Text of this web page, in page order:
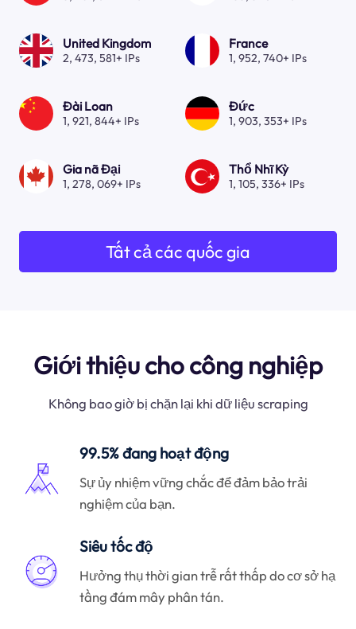
United Kingdom
2, 473, 581+ IPs
France
1, 952, 740+ IPs
Đài Loan
1, 921, 844+ IPs
Đức
1, 903, 353+ IPs
Gia nã Đại
1, 278, 069+ IPs
Thổ Nhĩ Kỳ
1, 105, 336+ IPs
Tất cả các quốc gia
Giới thiệu cho công nghiệp
Không bao giờ bị chặn lại khi dữ liệu scraping
99.5% đang hoạt động
Sự ủy nhiệm vững chắc để đảm bảo trải
nghiệm của bạn.
Siêu tốc độ
Hưởng thụ thời gian trễ rất thấp do cơ sở hạ
tầng đám mây phân tán.